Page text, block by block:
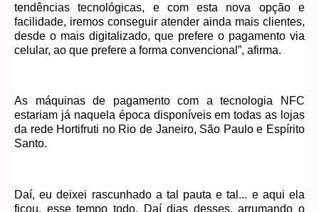
tendências tecnológicas, e com esta nova opção e
facilidade, iremos conseguir atender ainda mais clientes,
desde o mais digitalizado, que prefere o pagamento via
celular, ao que prefere a forma convencional”, afirma.
As máquinas de pagamento com a tecnologia NFC
estariam já naquela época disponíveis em todas as lojas
da rede Hortifruti no Rio de Janeiro, São Paulo e Espírito
Santo.
Daí, eu deixei rascunhado a tal pauta e tal... e aqui ela
ficou, esse tempo todo. Daí dias desses, arrumando o